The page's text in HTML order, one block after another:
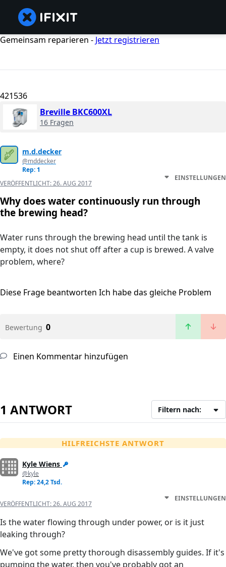
Gemeinsam reparieren - Jetzt registrieren
421536
Breville BKC600XL
16 Fragen
m.d.decker
@mddecker
Rep: 1
VERÖFFENTLICHT:26. AUG 2017
EINSTELLUNGEN
Why does water continuously run through
the brewing head?
Water runs through the brewing head until the tank is
empty, it does not shut off after a cup is brewed. A valve
problem, where?
Diese Frage beantworten Ich habe das gleiche Problem
Bewertung 0
Einen Kommentar hinzufügen
1 ANTWORT Filtern nach:
HILFREICHSTE ANTWORT
Kyle Wiens
@kyle
Rep: 24,2 Tsd.
VERÖFFENTLICHT:26. AUG 2017
EINSTELLUNGEN
Is the water flowing through under power, or is it just
leaking through?
We've got some pretty thorough disassembly guides. If it's
pumping the water, then you've probably got an